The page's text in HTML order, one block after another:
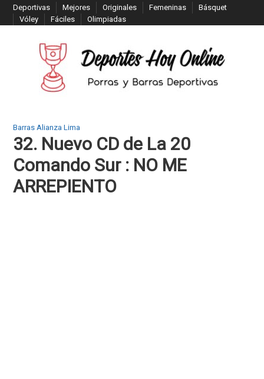
Deportivas Mejores Originales Femeninas
Básquet
Vóley
Fáciles Olimpiadas
Barras Alianza Lima
32. Nuevo CD de La 20
Comando Sur : NO ME
ARREPIENTO